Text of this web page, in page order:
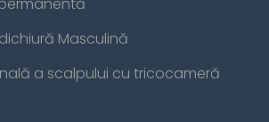
Masculină
a scalpului cu tricocameră